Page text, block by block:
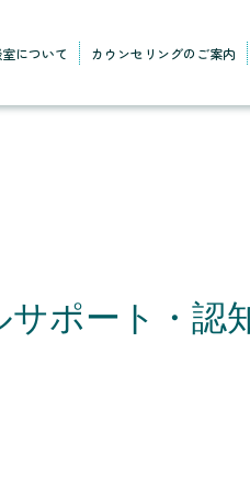
について カウンセリングのご案内
サポート・